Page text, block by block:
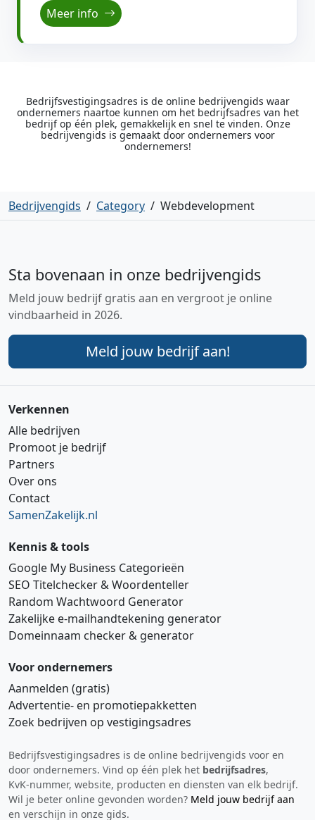
Meer info
Bedrijfsvestigingsadres is de online bedrijvengids waar
ondernemers naartoe kunnen om het bedrijfsadres van het
bedrijf op één plek, gemakkelijk en snel te vinden. Onze
bedrijvengids is gemaakt door ondernemers voor
ondernemers!
Bedrijvengids / Category / Webdevelopment
Sta bovenaan in onze bedrijvengids
Meld jouw bedrijf gratis aan en vergroot je online
vindbaarheid in 2026.
Meld jouw bedrijf aan!
Verkennen
Alle bedrijven
Promoot je bedrijf
Partners
Over ons
Contact
SamenZakelijk.nl
Kennis & tools
Google My Business Categorieën
SEO Titelchecker & Woordenteller
Random Wachtwoord Generator
Zakelijke e‑mailhandtekening generator
Domeinnaam checker & generator
Voor ondernemers
Aanmelden (gratis)
Advertentie‑ en promotiepakketten
Zoek bedrijven op vestigingsadres
Bedrijfsvestigingsadres is de online bedrijvengids voor en
door ondernemers. Vind op één plek het bedrijfsadres,
KvK‑nummer, website, producten en diensten van elk bedrijf.
Wil je beter online gevonden worden? Meld jouw bedrijf aan
en verschijn in onze gids.
Hi 👋 We horen graag uw feedback!